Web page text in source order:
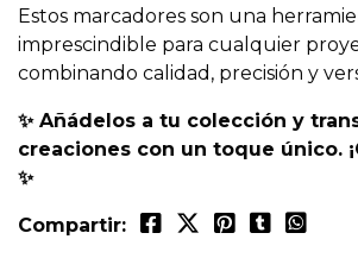
Estos marcadores son una
imprescindible para cualquier
combinando calidad, precisión y
✨ Añádelos a tu colección y
creaciones con un toque único.
✨
Compartir: